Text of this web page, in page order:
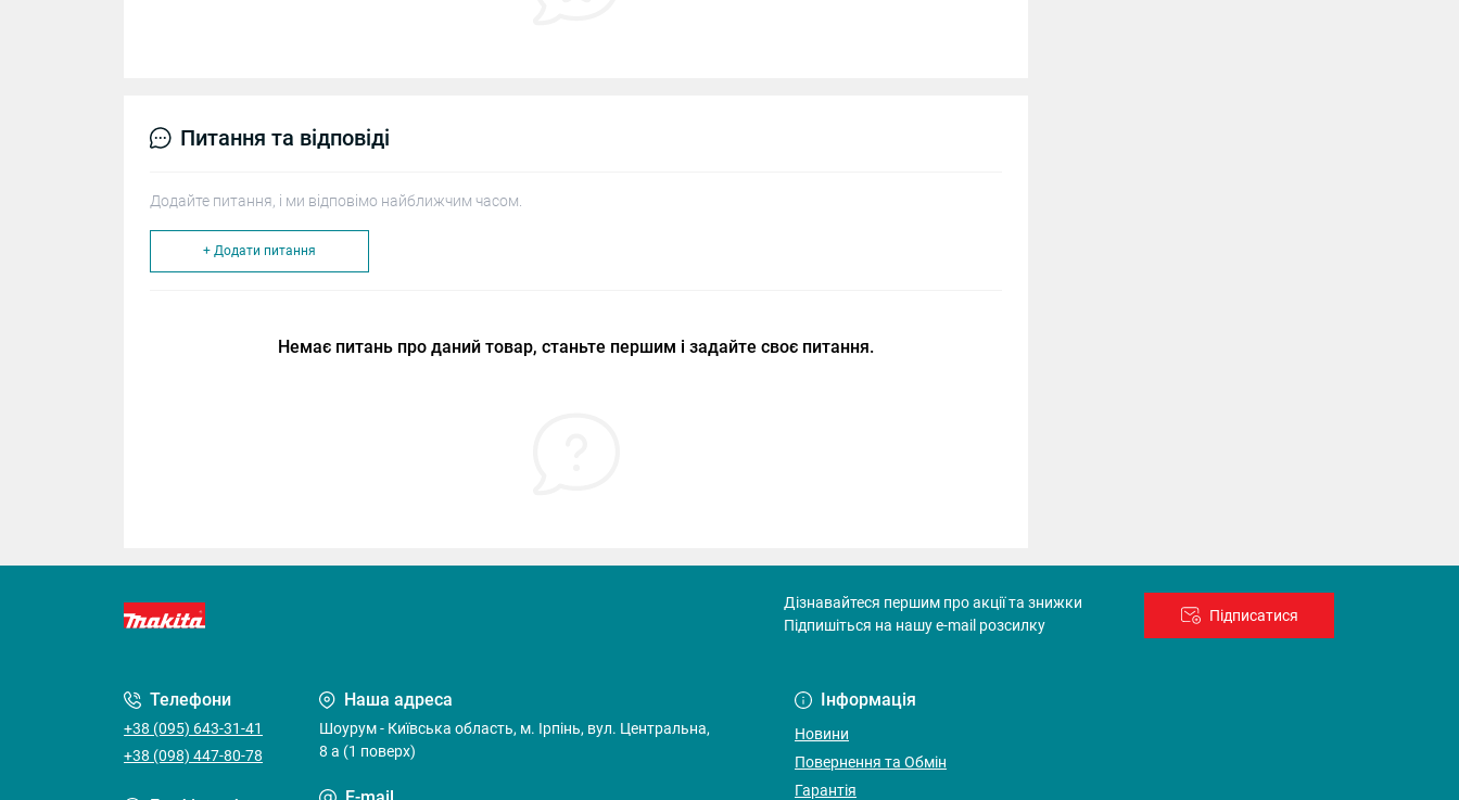
Питання та відповіді
Додайте питання, і ми відповімо найближчим часом.
+ Додати питання
Немає питань про даний товар, станьте першим і задайте своє питання.
Дізнавайтеся першим про акції та знижки
Підпишіться на нашу e-mail розсилку
Підписатися
Телефони
+38 (095) 643-31-41
+38 (098) 447-80-78
Наша адреса
Шоурум - Київська область, м. Ірпінь, вул. Центральна,
8 а (1 поверх)
Інформація
Новини
Повернення та Обмін
Гарантія